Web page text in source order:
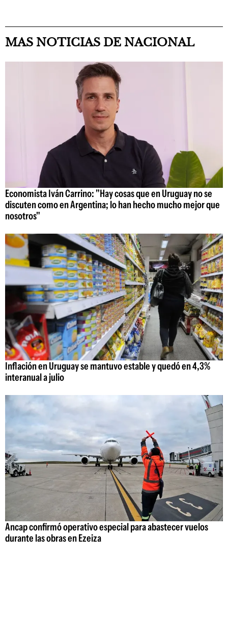
MAS NOTICIAS DE NACIONAL
Economista Iván Carrino: "Hay cosas que en Uruguay no se
discuten como en Argentina; lo han hecho mucho mejor que
nosotros"
Inflación en Uruguay se mantuvo estable y quedó en 4,3%
interanual a julio
Ancap confirmó operativo especial para abastecer vuelos
durante las obras en Ezeiza